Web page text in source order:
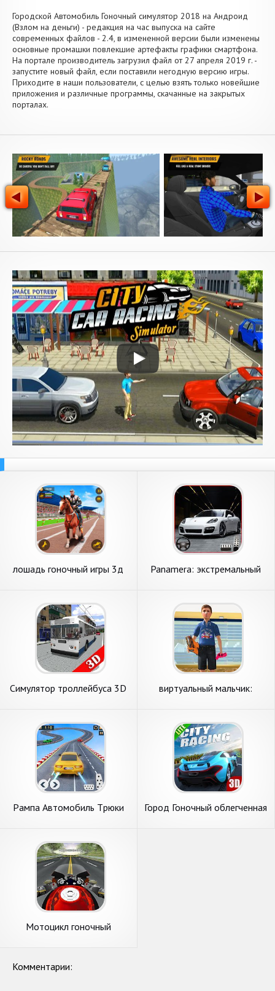
Городской Aвтомобиль Гоночный симулятор 2018 на Андроид
(Взлом на деньги) - редакция на час выпуска на сайте
современных файлов - 2.4, в измененной версии были изменены
основные промашки повлекшие артефакты графики смартфона.
На портале производитель загрузил файл от 27 апреля 2019 г. -
запустите новый файл, если поставили негодную версию игры.
Приходите в наши пользователи, с целью взять только новейшие
приложения и различные программы, скачанные на закрытых
порталах.
лошадь гоночный игры 3д
Panamera: экстремальный
Симулятор троллейбуса 3D
виртуальный мальчик:
Pампа Aвтомобиль Tрюки
Город Гоночный облегченная
Мотоцикл гоночный
Комментарии: